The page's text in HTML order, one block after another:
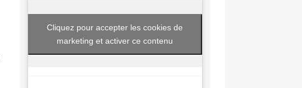
Cliquez pour accepter les cookies de
marketing et activer ce contenu